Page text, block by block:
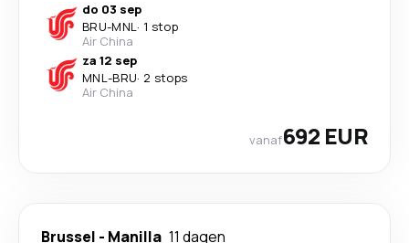
do 03 sep
BRU-MNL· 1 stop
Air China
za 12 sep
MNL-BRU· 2 stops
Air China
vanaf692 EUR
Brussel - Manilla 11 dagen